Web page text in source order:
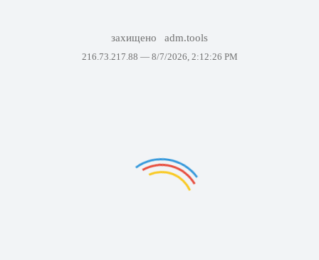
захищено adm.tools
216.73.217.88 — 8/7/2026, 2:12:26 PM